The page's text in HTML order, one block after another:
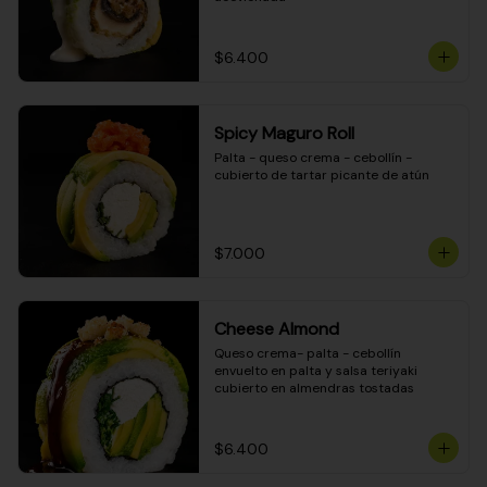
$6.400
Spicy Maguro Roll
Palta - queso crema - cebollín -
cubierto de tartar picante de atún
$7.000
Cheese Almond
Queso crema- palta - cebollín
envuelto en palta y salsa teriyaki
cubierto en almendras tostadas
$6.400